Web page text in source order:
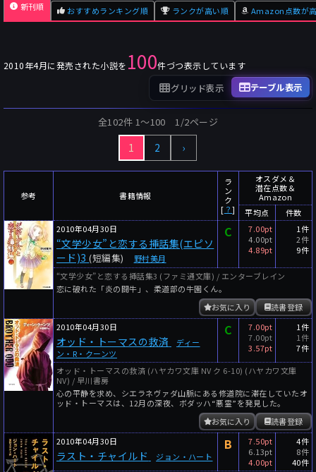
出版社
フォーマット
単行本
～
Pt
～
Pt
～
読者数
～
人
年代
年代と月の範囲
先月以降 今月以降
年
月
～
年
絞り込みリセット
新刊順 おすすめランキング順 ランクが高い順 Amazon点数が
2010年4月に発売された小説を 100件づつ表示しています
グリッド表示 テーブル表示
全102件 1〜100 1/2ページ
1 2 ›
参考 書籍情報
ラ
ン
ク
[ ？]
オスダメ＆
潜在点数＆
Amazon
平均点
件数
2010年04月30日
“文学少女”と恋する挿話集(エピソ
ード)3 (短編集) 野村美月
C
7.00pt
4.00pt
4.89pt
1件
2件
9件
“文学少女”と恋する挿話集3 (ファミ通文庫) / エンターブレイン
恋に破れた「炎の闘牛」、柔道部の牛園くん。
読書登録
お気に入り
2010年04月30日
オッド・トーマスの救済
ディー
ン・R・クーンツ
C
7.00pt
7.00pt
3.57pt
1件
1件
7件
オッド・トーマスの救済 (ハヤカワ文庫 NV ク 6-10) (ハヤカワ文庫
NV) / 早川書房
心の平静を求め、シエラネヴァダ山脈にある修道院に滞在していたオ
ッド・トーマスは、12月の深夜、ボダッハ“悪霊”を発見した。
読書登録
お気に入り
2010年04月30日
ラスト・チャイルド ジョン・ハート
B
7.50pt
6.13pt
4.00pt
4件
8件
40件